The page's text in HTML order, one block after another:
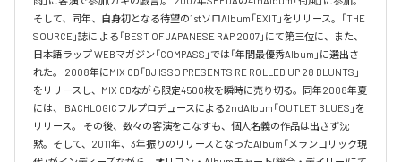
そして、同年、自身初となる待望の1stソロAlbum「EXIT」をリリース。「THE
SOURCE」誌に よる「BEST OF JAPANESE RAP 2007」にて第三位に、また、
日本語ラップ WEBマガジン「COMPASS」では「年間最優秀Album」に選出さ
れた。 2008年にMIX CD「DJ ISSO PRESENTS RE ROLLED UP 28 BLUNTS」
をリリースし、MIX CDながら限定4500枚を瞬時に売り切る。同年2008年夏
には、 BACHLOGICフルプロデュースによる2ndAlbum「OUTLET BLUES」を
リリース。 その後、数々の客演をこなすも、個人名義の作品は出さず沈
黙。そして、2011年、3年振りのリリースとなったAlbum「メランコリック現